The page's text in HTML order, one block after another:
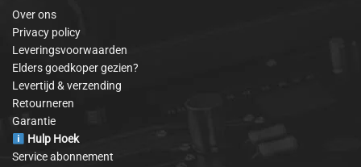
Over ons
Privacy policy
Leveringsvoorwaarden
Elders goedkoper gezien?
Levertijd & verzending
Retourneren
Garantie
Hulp Hoek
Service abonnement